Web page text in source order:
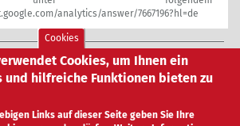
analytics/answer/7667196?hl=de
|Carl-Zeiss-Str. 9|71154 Nufringen|
0 |Fax +49 (0) 70 32/8 94 51-99| info@altvater.de
Facebook|
Instagram
Cookies
Cookies, um Ihnen ein
hilfreiche Funktionen bieten zu
Links auf dieser Seite geben Sie Ihre